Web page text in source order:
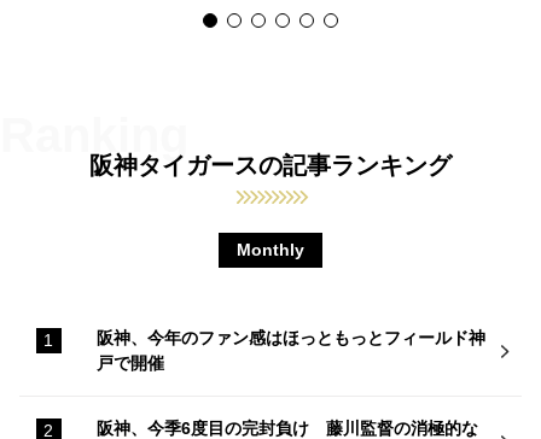
阪神タイガースの記事ランキング
Monthly
阪神、今年のファン感はほっともっとフィールド神
戸で開催
阪神、今季6度目の完封負け 藤川監督の消極的な